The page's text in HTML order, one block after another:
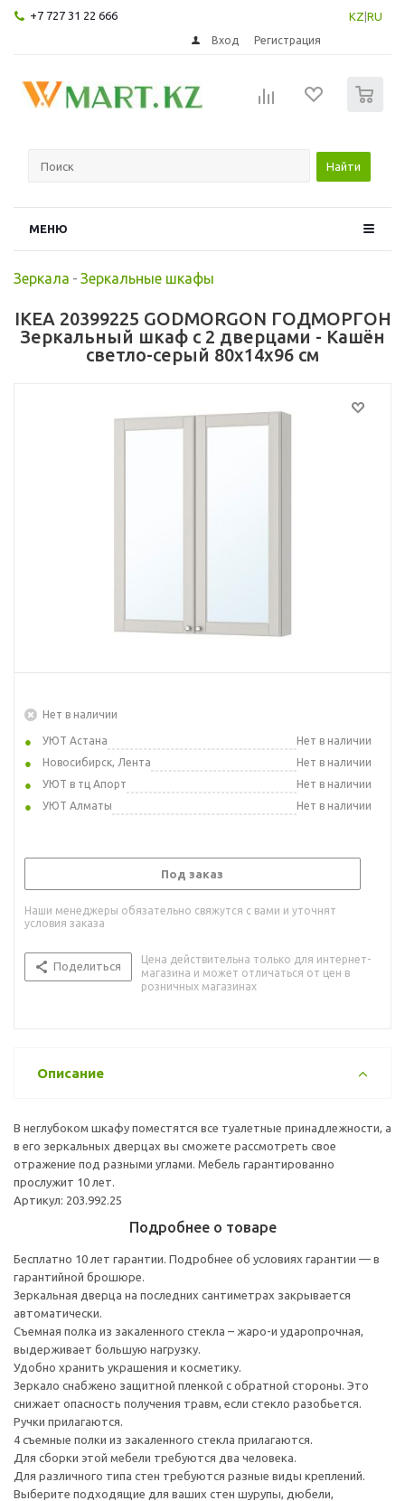
+7 727 31 22 666 KZ RU
Вход Регистрация
Найти
МЕНЮ
Зеркала - Зеркальные шкафы
IKEA 20399225 GODMORGON ГОДМОРГОН
Зеркальный шкаф с 2 дверцами - Кашён
светло-серый 80x14x96 см
Нет в наличии
УЮТ Астана
Нет в наличии
Новосибирск, Лента
Нет в наличии
УЮТ в тц Апорт
Нет в наличии
УЮТ Алматы
Нет в наличии
Под заказ
Наши менеджеры обязательно свяжутся с вами и уточнят
условия заказа
Поделиться
Цена действительна только для интернет-
магазина и может отличаться от цен в
розничных магазинах
Описание
В неглубоком шкафу поместятся все туалетные принадлежности, а
в его зеркальных дверцах вы сможете рассмотреть свое
отражение под разными углами. Мебель гарантированно
прослужит 10 лет.
Артикул: 203.992.25
Подробнее о товаре
Бесплатно 10 лет гарантии. Подробнее об условиях гарантии — в
гарантийной брошюре.
Зеркальная дверца на последних сантиметрах закрывается
автоматически.
Съемная полка из закаленного стекла – жаро-и ударопрочная,
выдерживает большую нагрузку.
Удобно хранить украшения и косметику.
Зеркало снабжено защитной пленкой с обратной стороны. Это
снижает опасность получения травм, если стекло разобьется.
Ручки прилагаются.
4 съемные полки из закаленного стекла прилагаются.
Для сборки этой мебели требуются два человека.
Для различного типа стен требуются разные виды креплений.
Выберите подходящие для ваших стен шурупы, дюбели,